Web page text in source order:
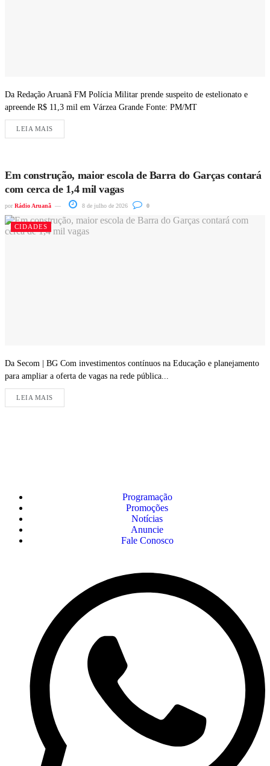
Da Redação Aruanã FM Polícia Militar prende suspeito de estelionato e
apreende R$ 11,3 mil em Várzea Grande Fonte: PM/MT
LEIA MAIS
Em construção, maior escola de Barra do Garças contará
com cerca de 1,4 mil vagas
por Rádio Aruanã 8 de julho de 2026 0
CIDADES
Da Secom | BG Com investimentos contínuos na Educação e planejamento
para ampliar a oferta de vagas na rede pública...
LEIA MAIS
Programação
Promoções
Notícias
Anuncie
Fale Conosco